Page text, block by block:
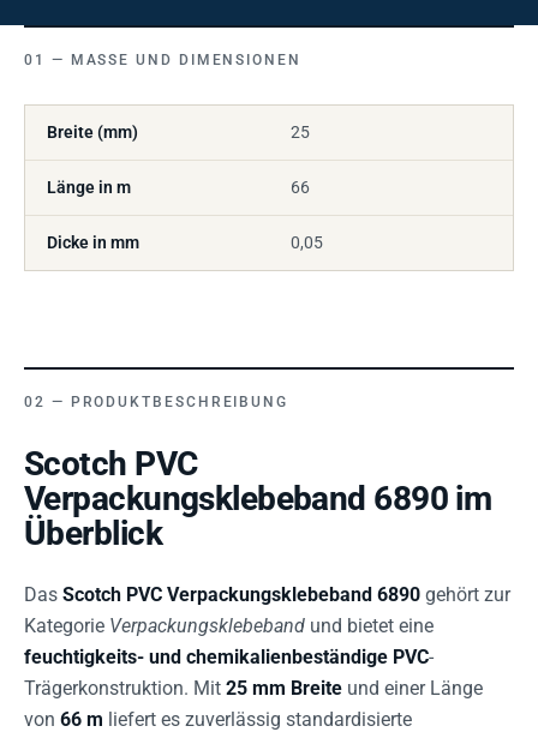
MASSE UND DIMENSIONEN
Breite (mm) 25
Länge in m 66
Dicke in mm 0,05
PRODUKTBESCHREIBUNG
Scotch PVC
Verpackungsklebeband 6890 im
Überblick
Das Scotch PVC Verpackungsklebeband 6890 gehört zur
Kategorie Verpackungsklebeband und bietet eine
feuchtigkeits- und chemikalienbeständige PVC-
Trägerkonstruktion. Mit 25 mm Breite und einer Länge
von 66 m liefert es zuverlässig standardisierte